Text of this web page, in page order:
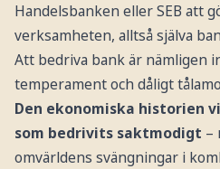
Handelsbanken eller SEB att
verksamheten, alltså själva
Att bedriva bank är nämligen
temperament och dåligt
Den ekonomiska historien
som bedrivits saktmodigt –
omvärldens svängningar i